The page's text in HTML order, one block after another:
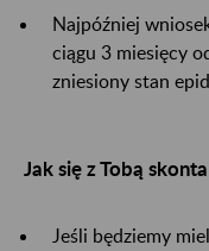
Najpóźniej
ciągu 3 miesięcy
zniesiony stan
Jak się z Tobą
Jeśli będziemy